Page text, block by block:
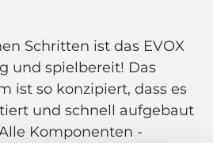
Schritten ist das EVOX
und spielbereit! Das
ist so konzipiert, dass es
und schnell aufgebaut
Komponenten -